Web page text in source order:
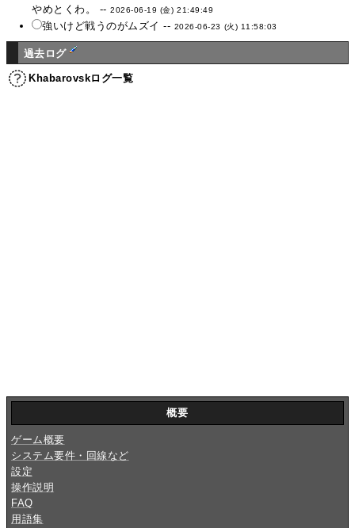
やめとくわ。 --2026-06-19 (金) 21:49:49
強いけど戦うのがムズイ -- 2026-06-23 (火) 11:58:03
過去ログ
Khabarovskログ一覧
概要
ゲーム概要
システム要件・回線など
設定
操作説明
FAQ
用語集